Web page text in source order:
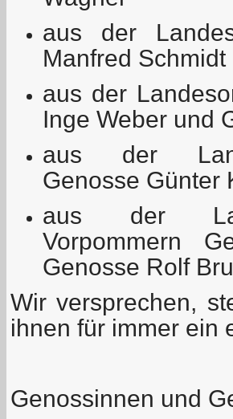
aus der
Manfred Schmidt
aus der
Inge Weber und
aus der
Genosse Günter
aus der
Vorpommern
Genosse Rolf
Wir versprechen,
ihnen für immer ein
Genossinnen und